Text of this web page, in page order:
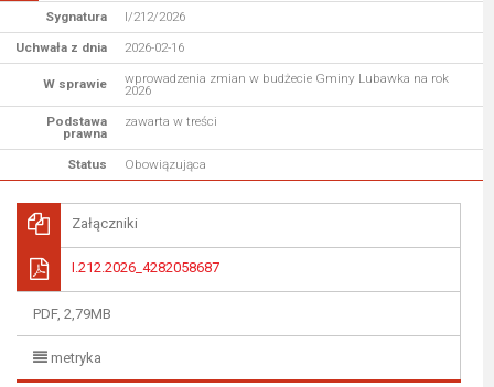
Sygnatura
I/212/2026
Uchwała z dnia
2026-02-16
W sprawie wprowadzenia zmian w budżecie Gminy Lubawka na rok
2026
Podstawa
prawna
zawarta w treści
Status Obowiązująca
Załączniki
I.212.2026_4282058687
PDF, 2,79MB
metryka